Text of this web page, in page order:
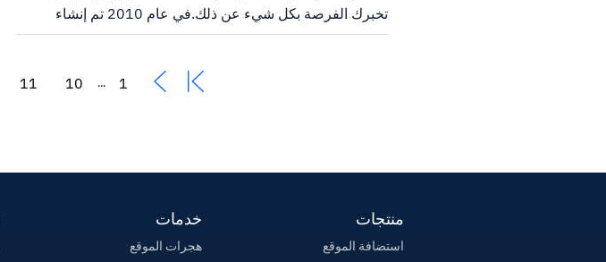
تخبرك الفرصة بكل شيء عن ذلك.في عام 2010 تم إنشاء
HostWinds مع رؤية واحدة.كانت تلك الرؤية هي توفير خدمة
1
...
10
11
منتجات
استضافة الموقع
خدمات
هجرات الموقع